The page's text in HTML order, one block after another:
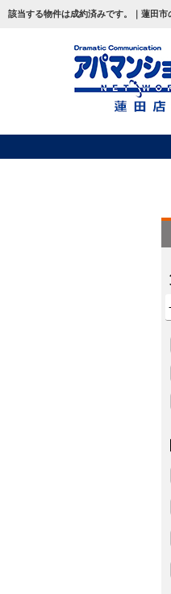
該当する物件は成約済みです。｜蓮田